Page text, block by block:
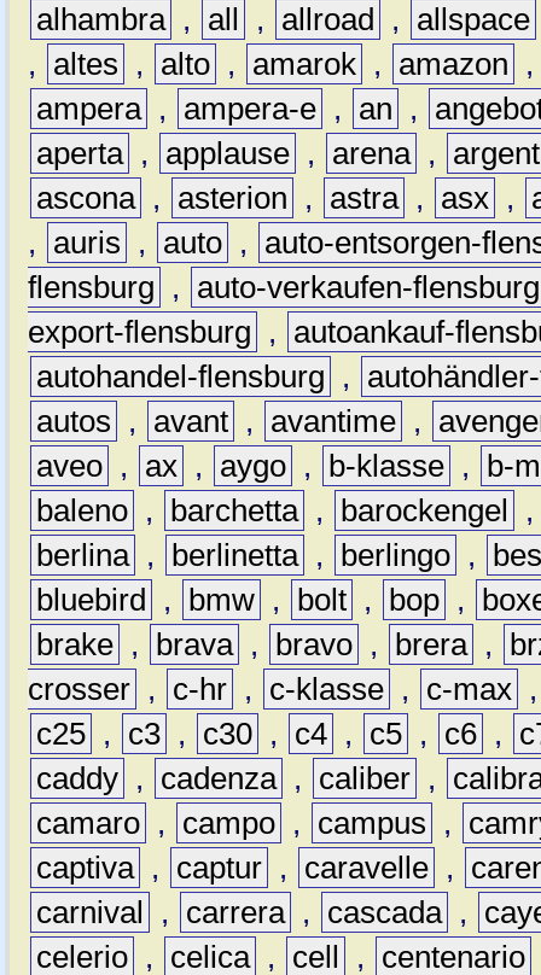
alhambra , all , allroad , allspace
,
altes , alto , amarok , amazon
ampera , ampera-e , an ,
aperta , applause , arena ,
ascona , asterion , astra , asx ,
,
auris , auto ,
auto-entsorgen-
flensburg
,
auto-verkaufen-flensburg
export-flensburg
,
autoankauf-
autohandel-flensburg
,
autos
, avant , avantime ,
aveo , ax , aygo , b-klasse ,
b-
baleno , barchetta , barockengel
berlina , berlinetta , berlingo ,
bluebird
, bmw , bolt , bop ,
brake , brava , bravo , brera ,
crosser , c-hr , c-klasse , c-max
c25 , c3 , c30 , c4 , c5 , c6 ,
caddy , cadenza , caliber ,
camaro , campo , campus ,
captiva , captur , caravelle ,
carnival
, carrera , cascada ,
celerio , celica , cell , centenario